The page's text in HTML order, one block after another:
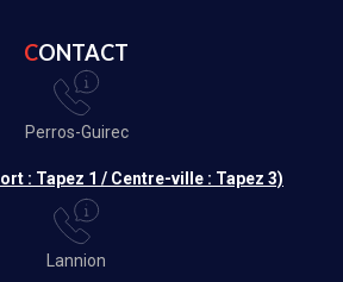
CONTACT
Perros-Guirec
: Tapez 1 / Centre-ville : Tapez 3)
Lannion